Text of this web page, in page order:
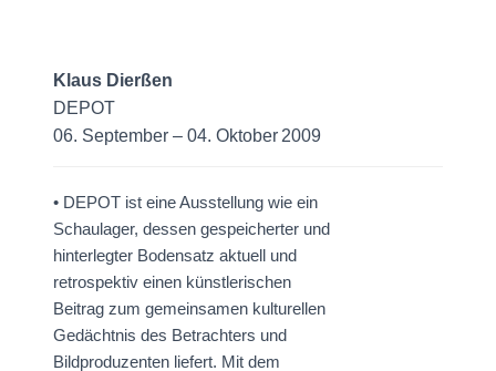
Klaus Dierßen
DEPOT
06. September – 04. Oktober 2009
• DEPOT ist eine Ausstellung wie ein
Schaulager, dessen gespeicherter und
hinterlegter Bodensatz aktuell und
retrospektiv einen künstlerischen
Beitrag zum gemeinsamen kulturellen
Gedächtnis des Betrachters und
Bildproduzenten liefert. Mit dem